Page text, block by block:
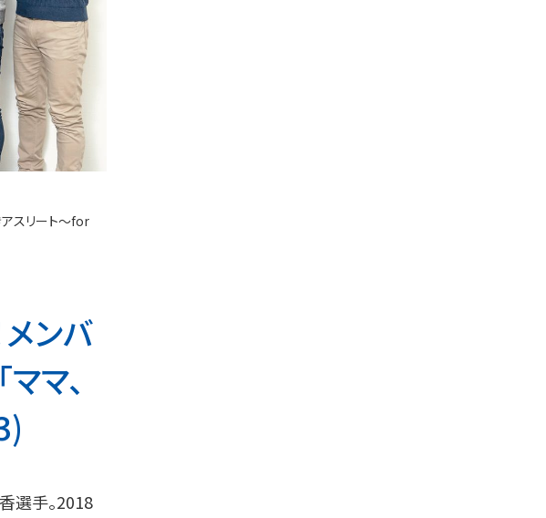
アスリート～for
ンバ
マ、
選手。2018